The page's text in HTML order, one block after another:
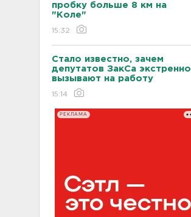
пробку больше 8 км на
"Коле"
15:32
Стало известно, зачем
депутатов ЗакСа экстренно
вызывают на работу
15:14
РЕКЛАМА